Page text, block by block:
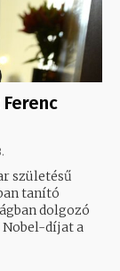
születésű
tanító
dolgozó
díjat a